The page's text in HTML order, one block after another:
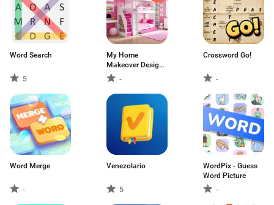
Word Search
5
My Home
Makeover Design:
Games
-
Crossword Go!
-
Word Merge
-
Venezolario
5
WordPix - Guess
Word Picture
-